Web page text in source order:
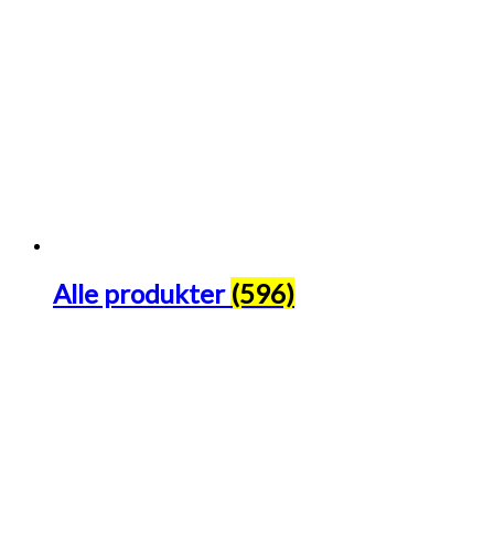
Alle produkter (596)